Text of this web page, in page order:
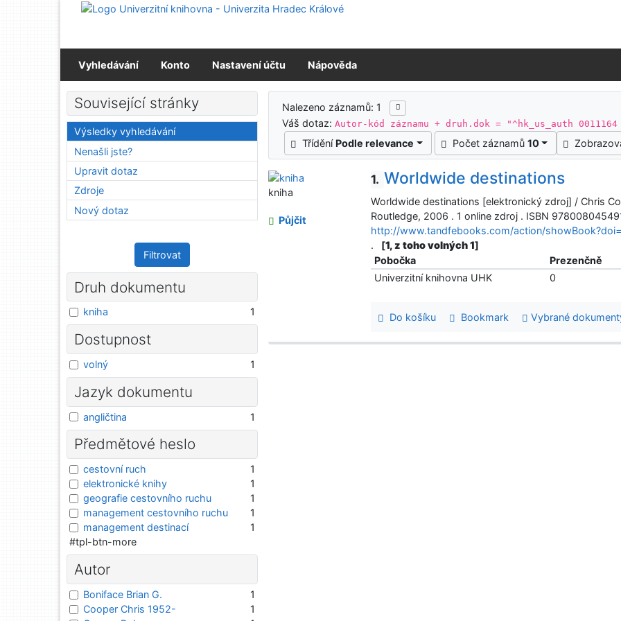
Přejít na obsah
Vyhledávání Konto Nastavení účtu Nápověda
Výsledky vyhledávání
Nalezeno záznamů: 1
Váš dotaz:Autor-kód záznamu + druh.dok = "^hk_us_auth
Třídění Podle relevance Počet záznamů 10
1. Worldwide destinations
Worldwide destinations [elektronický zdroj] / Chris
Routledge, 2006 . 1 online zdroj . ISBN
http://www.tandfebooks.com/action/
.
[1, z toho volných 1]
Pobočka
Prezenčně
Univerzitní knihovna UHK
0
Do košíku Bookmark Vybrané
kniha
Půjčit
Související stránky
Výsledky vyhledávání
Nenašli jste?
Upravit dotaz
Zdroje
Nový dotaz
Filtrovat
Druh dokumentu
kniha 1
Dostupnost
volný 1
Jazyk dokumentu
angličtina 1
Předmětové heslo
cestovní ruch
1
elektronické knihy
1
geografie cestovního ruchu
1
management cestovního ruchu
1
management destinací
1
#tpl-btn-more
Autor
Boniface Brian G.
1
Cooper Chris 1952-
1